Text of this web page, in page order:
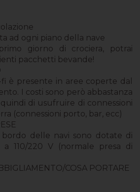
ad ogni piano della nave
giorno di crociera, potrai
pacchetti bevande!
fi è presente in aree coperte dal
I costi sono però abbastanza
quindi di usufruire di connessioni
(connessioni porto, bar, ecc)
delle navi sono dotate di
110/220 V (normale presa di
COSA PORTARE